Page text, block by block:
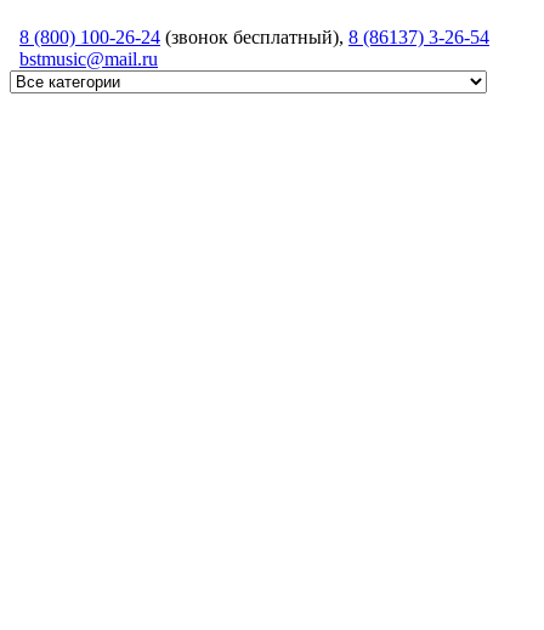
8 (800) 100-26-24 (звонок бесплатный), 8 (86137) 3-26-54
bstmusic@mail.ru